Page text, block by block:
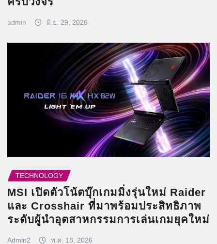
admin มิ.ย. 29, 2026
TECHNOLOGY
MSI เปิดตัวโน้ตบุ๊กเกมมิ่งรุ่นใหม่ Raider
และ Crosshair ที่มาพร้อมประสิทธิภาพ
ระดับผู้นำอุตสาหกรรมการเล่นเกมยุคใหม่
Admin2 พ.ค. 18, 2026